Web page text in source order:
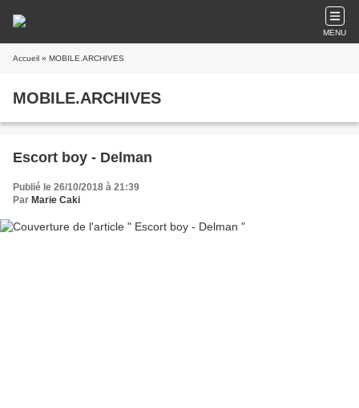
MENU
Accueil » MOBILE.ARCHIVES
MOBILE.ARCHIVES
Escort boy - Delman
Publié le 26/10/2018 à 21:39
Par Marie Caki